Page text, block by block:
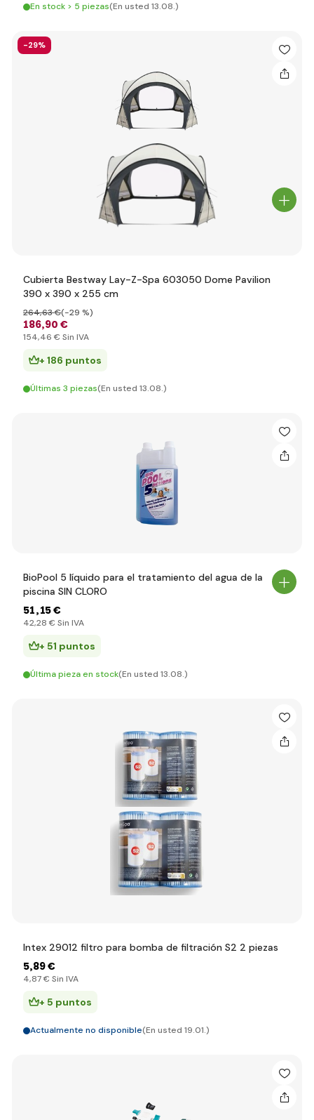
En stock > 5 piezas(En usted 13.08.)
-29%
Cubierta Bestway Lay-Z-Spa 603050 Dome Pavilion
390 x 390 x 255 cm
186,90 €
264,63 €(-29 %)
154,46 € Sin IVA
+ 186 puntos
Últimas 3 piezas(En usted 13.08.)
BioPool 5 líquido para el tratamiento del agua de la
piscina SIN CLORO
51,15 €
42,28 € Sin IVA
+ 51 puntos
Última pieza en stock(En usted 13.08.)
Intex 29012 filtro para bomba de filtración S2 2 piezas
5,89 €
4,87 € Sin IVA
+ 5 puntos
Actualmente no disponible(En usted 19.01.)